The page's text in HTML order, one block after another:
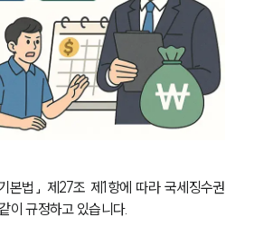
본법」 제27조 제1항에 따라 국세징수권
이 규정하고 있습니다.